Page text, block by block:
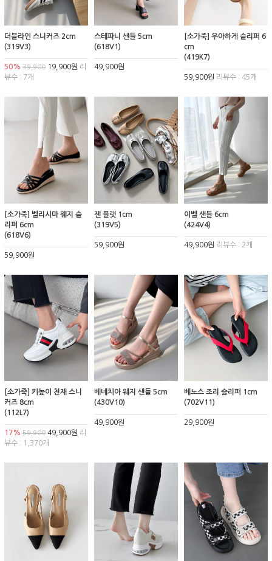
더블라인 스니커즈 2cm
(319V3)
50% 39,900 19,900원 리
뷰수 : 7개
스테파니 샌들 5cm
(618V1)
49,900원
[소가죽] 우아하게 슬리퍼 6
cm
(419K7)
59,900원 리뷰수 : 45개
[소가죽] 벨리시마 웨지 슬
리퍼 6cm
(618V6)
59,900원
젠 플랫 1cm
(319V5)
59,900원
이벨 샌들 6cm
(424V4)
49,900원 리뷰수 : 2개
[소가죽] 키높이 천재 스니
커즈 8cm
(112L7)
17% 59,900 49,900원 리
뷰수 : 1,370개
베네치아 웨지 샌들 5cm
(430V10)
49,900원
베노스 조리 슬리퍼 1cm
(702V11)
29,900원